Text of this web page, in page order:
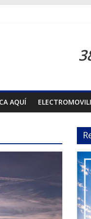
Compras Públicas 2026
AQUÍ